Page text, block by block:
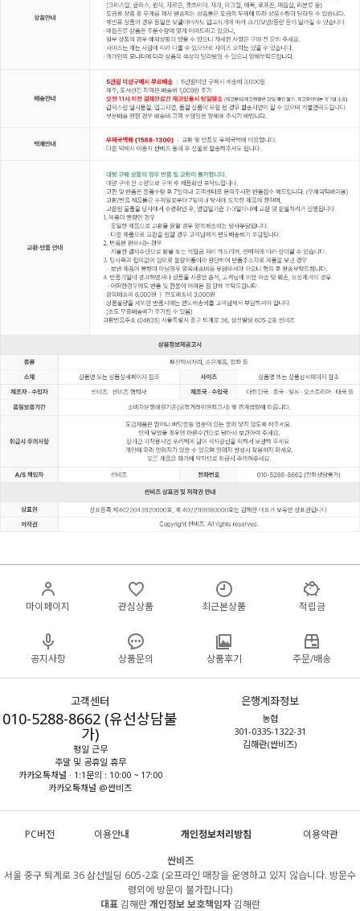
마이페이지 관심상품 최근본상품 적립금
공지사항 상품문의 상품후기 주문/배송
고객센터
010-5288-8662 (유선상담불
가)
평일 근무
주말 및 공휴일 휴무
카카오톡채널 · 1:1문의 : 10:00 ~ 17:00
카카오톡채널 @싼비즈
은행계좌정보
농협
301-0335-1322-31
김해란(싼비즈)
PC버전 이용안내 개인정보처리방침
이용약관
싼비즈
서울 중구 퇴계로 36 삼선빌딩 605-2호 (오프라인 매장을 운영하고 있지 않습니다. 방문수
령외에 방문이 불가합니다)
대표김해란개인정보 보호책임자김해란